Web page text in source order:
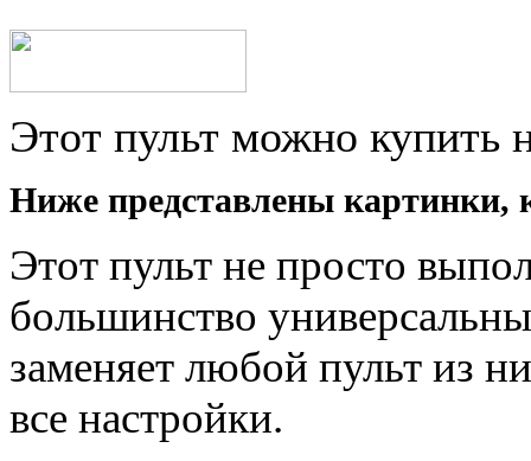
Этот пульт можно купить
Ниже представлены картинки,
Этот пульт не просто
большинство
заменяет любой пульт из
все настройки.